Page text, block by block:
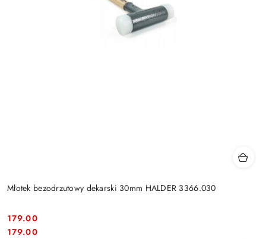
Młotek bezodrzutowy dekarski 30mm HALDER 3366.030
Cena:
179.00
Cena:
179.00